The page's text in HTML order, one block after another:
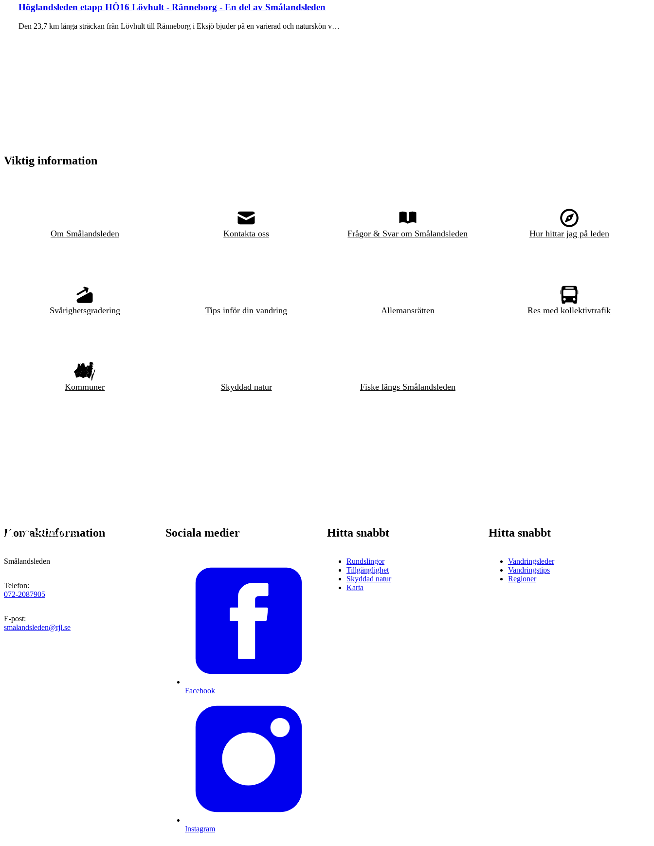
Höglandsleden etapp HÖ16 Lövhult - Ränneborg - En del av Smålandsleden
Den 23,7 km långa sträckan från Lövhult till Ränneborg i Eksjö bjuder på en varierad och naturskön v…
Viktig information
Om Smålandsleden Kontakta oss Frågor & Svar om Smålandsleden Hur hittar jag på leden
Svårighetsgradering Tips inför din vandring Allemansrätten Res med kollektivtrafik
Kommuner Skyddad natur Fiske längs Smålandsleden
Kontaktinformation
Smålandsleden
Telefon:
072-2087905
E-post:
smalandsleden@rjl.se
Sociala medier
Facebook
Instagram
Hitta snabbt
Rundslingor
Tillgänglighet
Skyddad natur
Karta
Hitta snabbt
Vandringsleder
Vandringstips
Regioner